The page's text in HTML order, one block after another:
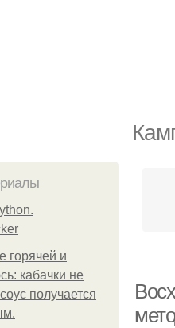
горячей и
кабачки не
получается